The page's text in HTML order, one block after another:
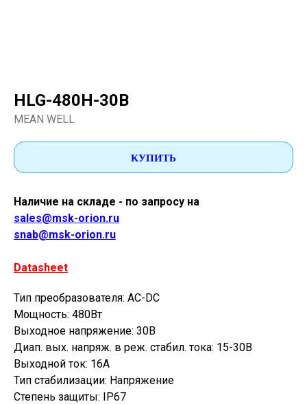
HLG-480H-30B
MEAN WELL
КУПИТЬ
Наличие на складе - по запросу на
sales@msk-orion.ru
snab@msk-orion.ru
Datasheet
Тип преобразователя: AC-DC
Мощность: 480Вт
Выходное напряжение: 30В
Диап. вых. напряж. в реж. стабил. тока: 15-30В
Выходной ток: 16А
Тип стабилизации: Напряжение
Степень защиты: IP67